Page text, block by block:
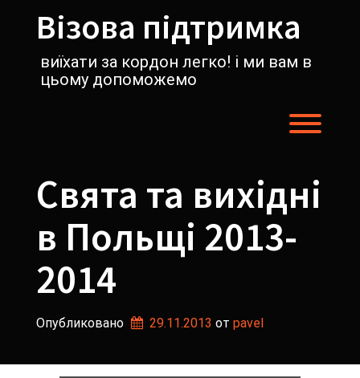
содержимомуВізова підтримка
виїхати за кордон легко! і ми вам в
цьому допоможемо
Свята та вихідні
в Польщі 2013-
2014
Опубликовано 29.11.2013 от pavel